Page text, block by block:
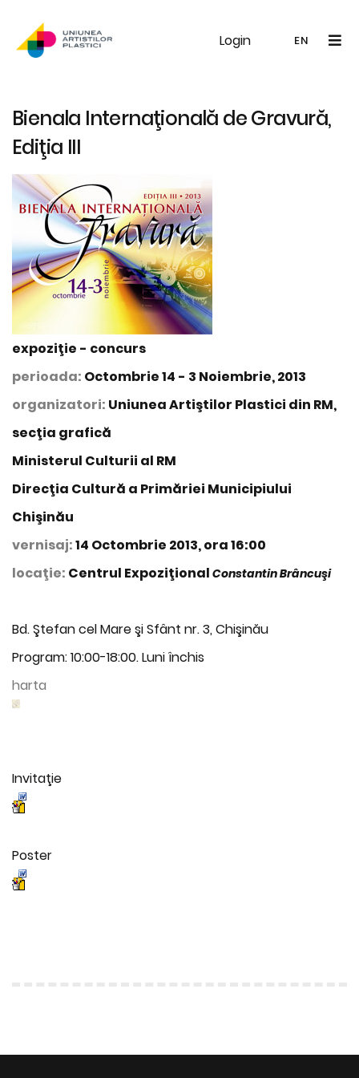
Login EN
EN
UAP Galerie Noutăți
Bienala Internaţională de Gravură,
Ediţia III
expoziţie - concurs
perioada: Octombrie 14 - 3 Noiembrie, 2013
organizatori: Uniunea Artiştilor Plastici din RM,
secţia grafică
Ministerul Culturii al RM
Direcţia Cultură a Primăriei Municipiului
Chişinău
vernisaj:14 Octombrie 2013, ora 16:00
locaţie: Centrul Expoziţional Constantin Brâncuşi
Bd. Ştefan cel Mare şi Sfânt nr. 3, Chişinău
Program: 10:00-18:00. Luni închis
harta
Invitaţie
Poster